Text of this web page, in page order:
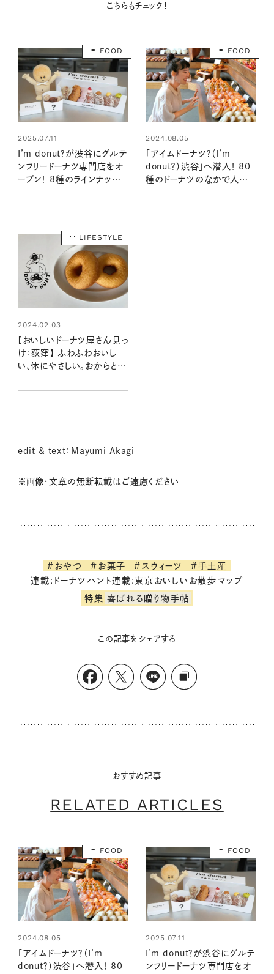
こちらもチェック！
FOOD
2025.07.11
I’m donut？が渋谷にグルテ
ンフリードーナツ専門店をオ
ープン！ 8種のラインナップと
しいドーナツ屋さん見っけ＠
FOOD
2024.08.05
「アイムドーナツ？（I’m
donut？）渋谷」へ潜入！ 80
種のドーナツのなかで人気
チェック！：おいしいドーナツ
LIFESTYLE
2024.02.03
【おいしいドーナツ屋さん見っ
け：荻窪】 ふわふわおいし
い、体にやさしい。おからと豆
edit & text：Mayumi Akagi
※画像・文章の無断転載はご遠慮ください
#おやつ #お菓子 #スウィーツ
#手土産
連載:ドーナツハント連載:東京おいしいお散歩マップ
特集 喜ばれる贈り物手帖
この記事をシェアする
おすすめ記事
RELATED ARTICLES
FOOD
2024.08.05
「アイムドーナツ？（I’m
donut？）渋谷」へ潜入！ 80
FOOD
2025.07.11
I’m donut？が渋谷にグルテ
ンフリードーナツ専門店をオ